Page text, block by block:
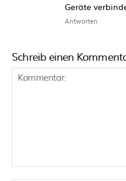
Geräte
Antworten
Schreib einen